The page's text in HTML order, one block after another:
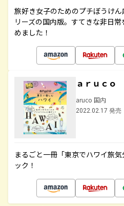
旅好き女子のためのプチぼうけ
リーズの国内版。すてきな非日
めました！
ａｒｕｃｏ
aruco 国内
2022.02.17 発売
まるごと一冊「東京でハワイ旅
ック！